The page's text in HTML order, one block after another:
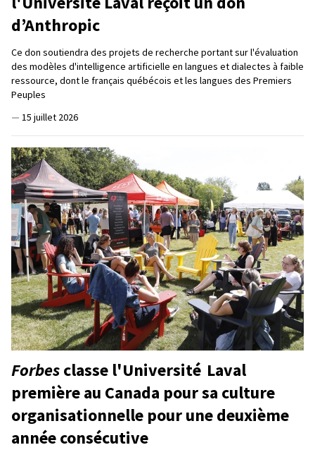
d’Anthropic
Ce don soutiendra des projets de recherche portant sur l'évaluation
des modèles d'intelligence artificielle en langues et dialectes à faible
ressource, dont le français québécois et les langues des Premiers
Peuples
— 15 juillet 2026
Forbesclasse l'Université Laval
première au Canada pour sa culture
organisationnelle pour une deuxième
année consécutive